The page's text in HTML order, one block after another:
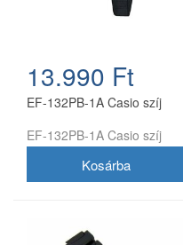
13.990 Ft
EF-132PB-1A Casio szíj
EF-132PB-1A Casio szíj